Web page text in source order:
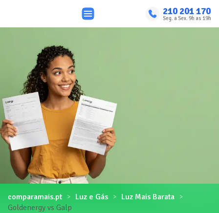
210 201 170
Seg. a Sex. 9h as 19h
comparamais.pt Luz e Gás
Luz Mais Barata
Goldenergy vs Galp